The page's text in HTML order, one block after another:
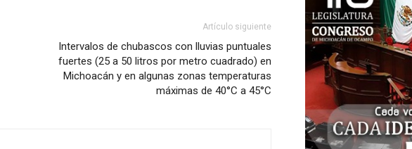
Artículo siguiente
Intervalos de chubascos con lluvias puntuales
fuertes (25 a 50 litros por metro cuadrado) en
Michoacán y en algunas zonas temperaturas
máximas de 40°C a 45°C